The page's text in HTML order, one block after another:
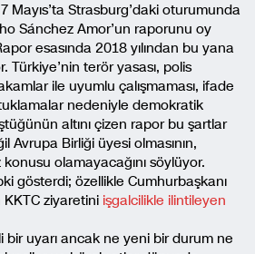
Mayıs’ta Strasburg’daki oturumunda
Sánchez Amor’un raporunu oy
esasında 2018 yılından bu yana
Türkiye’nin terör yasası, polis
ile uyumlu çalışmaması, ifade
nedeniyle demokratik
altını çizen rapor bu şartlar
Avrupa Birliği üyesi olmasının,
olamayacağını söylüyor.
gösterdi; özellikle Cumhurbaşkanı
KKTC ziyaretini işgalcilikle ilintileyen
bir uyarı ancak ne yeni bir durum ne